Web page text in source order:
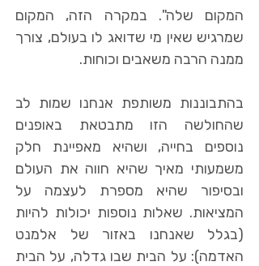
המקום שלה". במקרה הזה, המקום
שמרגיש שאין מי שדואג לו בעולם, צורך
ממנה הרבה משאבים וכוחות.
בהתבוננות משותפת אנחנו שמות לב
שהחולשה הזו מתבטאת באופנים
נוספים בחייה, ושהיא מאפיינת חלק
משמעותי מאיך שהיא חווה את העולם
ובסיפור שהיא מספרת לעצמה על
המציאות. שאלות נוספות יכולות להיות
(בגלל שאנחנו באזור של אלמנט
האדמה): על הבית שבו גדלה, על הבית